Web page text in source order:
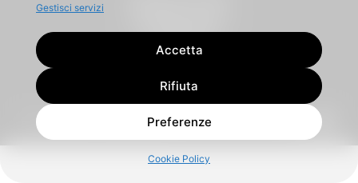
Gestisci servizi
Accetta
Rifiuta
Preferenze
Cookie Policy
P.IVA 12642750967
Tel +39 3485221195
Privacy Policy Cookie Policy